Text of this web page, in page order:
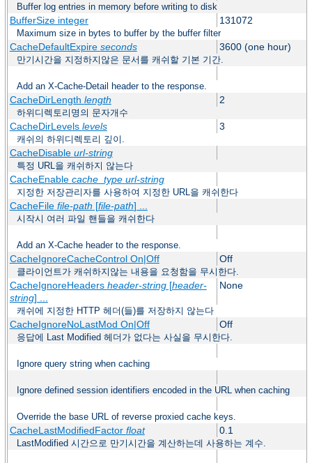
Buffer log entries in memory before writing to disk
BufferSize integer 131072
Maximum size in bytes to buffer by the buffer filter
CacheDefaultExpire seconds 3600 (one hour)
만기시간을 지정하지않은 문서를 캐쉬할 기본 기간.
Add an X-Cache-Detail header to the response.
CacheDirLength length 2
하위디렉토리명의 문자개수
CacheDirLevels levels 3
캐쉬의 하위디렉토리 깊이.
CacheDisable url-string
특정 URL을 캐쉬하지 않는다
CacheEnable cache_type url-string
지정한 저장관리자를 사용하여 지정한 URL을 캐쉬한다
CacheFile file-path [file-path] ...
시작시 여러 파일 핸들을 캐쉬한다
Add an X-Cache header to the response.
CacheIgnoreCacheControl On|Off Off
클라이언트가 캐쉬하지않는 내용을 요청함을 무시한다.
CacheIgnoreHeaders header-string[header-
string] ...
None
캐쉬에 지정한 HTTP 헤더(들)를 저장하지 않는다
CacheIgnoreNoLastMod On|Off Off
응답에 Last Modified 헤더가 없다는 사실을 무시한다.
Ignore query string when caching
Ignore defined session identifiers encoded in the URL when caching
Override the base URL of reverse proxied cache keys.
CacheLastModifiedFactor float 0.1
LastModified 시간으로 만기시간을 계산하는데 사용하는 계수.